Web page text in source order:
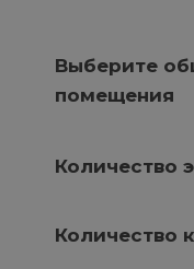
Выберите
помещения
Количество
Количество